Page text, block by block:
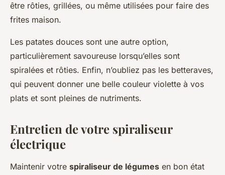
être rôties, grillées, ou même utilisées pour faire des
frites maison.
Les patates douces sont une autre option,
particulièrement savoureuse lorsqu’elles sont
spiralées et rôties. Enfin, n’oubliez pas les betteraves,
qui peuvent donner une belle couleur violette à vos
plats et sont pleines de nutriments.
Entretien de votre spiraliseur
électrique
Maintenir votre spiraliseur de légumes en bon état